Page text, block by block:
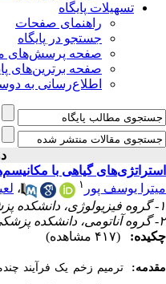
تسهیلات پایگاه
راهنمای صفحات
جستجو در پایگاه
صفحه پرسش‌های
صفحه برترین‌های
اطلاع‌رسانی به
دوره ۲۰،
استراتژی‌های گیاهی با
میترا یوسف پور ۱ ،
۱- گروه فیزیولوژی، دانشکده پزشکی، دانشگاه علوم پزشکی آجا، تهران، ایران.
۲- گروه آناتومی، دانشکده پزشکی، دانشگاه علوم پزشکی آجا، تهران، ایران. ،
چکیده:
(۴۱۷ مشاهده)
مقدمه:
ترمیم زخم یک فرآیند